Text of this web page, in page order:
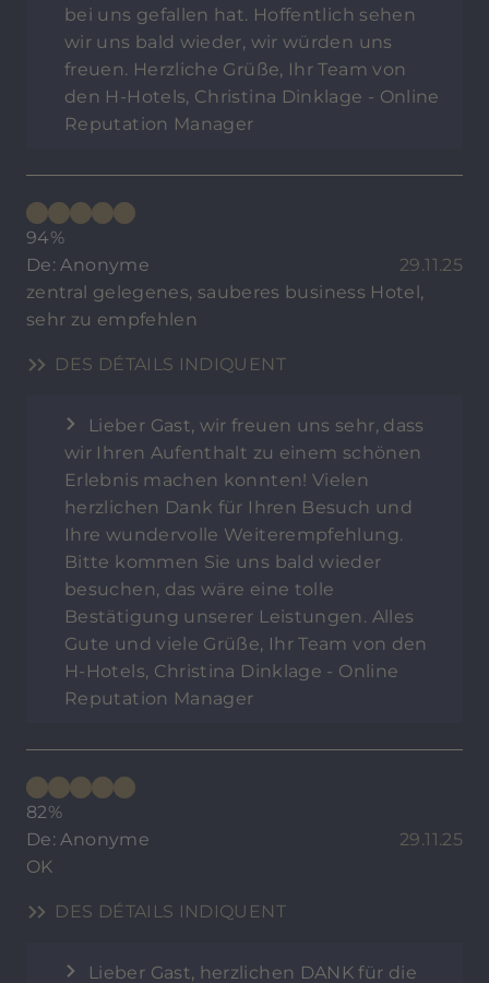
bei uns gefallen hat. Hoffentlich sehen
wir uns bald wieder, wir würden uns
freuen. Herzliche Grüße, Ihr Team von
den H-Hotels, Christina Dinklage - Online
Reputation Manager
94%
De: Anonyme
29.11.25
zentral gelegenes, sauberes business Hotel,
sehr zu empfehlen
DES DÉTAILS INDIQUENT
Lieber Gast, wir freuen uns sehr, dass
wir Ihren Aufenthalt zu einem schönen
Erlebnis machen konnten! Vielen
herzlichen Dank für Ihren Besuch und
Ihre wundervolle Weiterempfehlung.
Bitte kommen Sie uns bald wieder
besuchen, das wäre eine tolle
Bestätigung unserer Leistungen. Alles
Gute und viele Grüße, Ihr Team von den
H-Hotels, Christina Dinklage - Online
Reputation Manager
82%
De: Anonyme
29.11.25
OK
DES DÉTAILS INDIQUENT
Lieber Gast, herzlichen DANK für die